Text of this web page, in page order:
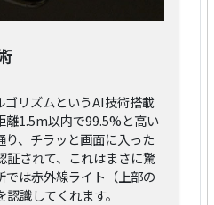
ゴリズムというAI技術搭載
離1.5m以内で99.5%と高い
り、チラッと画面に入った
証されて、これはまさに驚
では赤外線ライト（上部の
識してくれます。